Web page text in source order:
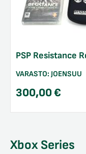
PSP Resistance
VARASTO: JOENSUU
300,00€
Xbox Series